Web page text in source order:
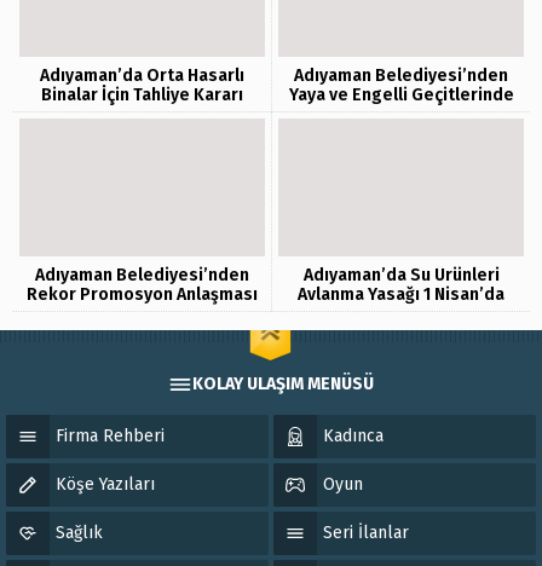
Adıyaman’da Orta Hasarlı
Binalar İçin Tahliye Kararı
Adıyaman Belediyesi’nden
Yaya ve Engelli Geçitlerinde
Denetim
Adıyaman Belediyesi’nden
Rekor Promosyon Anlaşması
Adıyaman’da Su Ürünleri
Avlanma Yasağı 1 Nisan’da
Başlıyor
KOLAY ULAŞIM MENÜSÜ
Firma Rehberi Kadınca
Köşe Yazıları Oyun
Sağlık Seri İlanlar